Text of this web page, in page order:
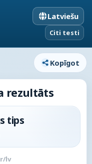
Latviešu
Citi testi
Kopīgot
rezultāts
tips
lv